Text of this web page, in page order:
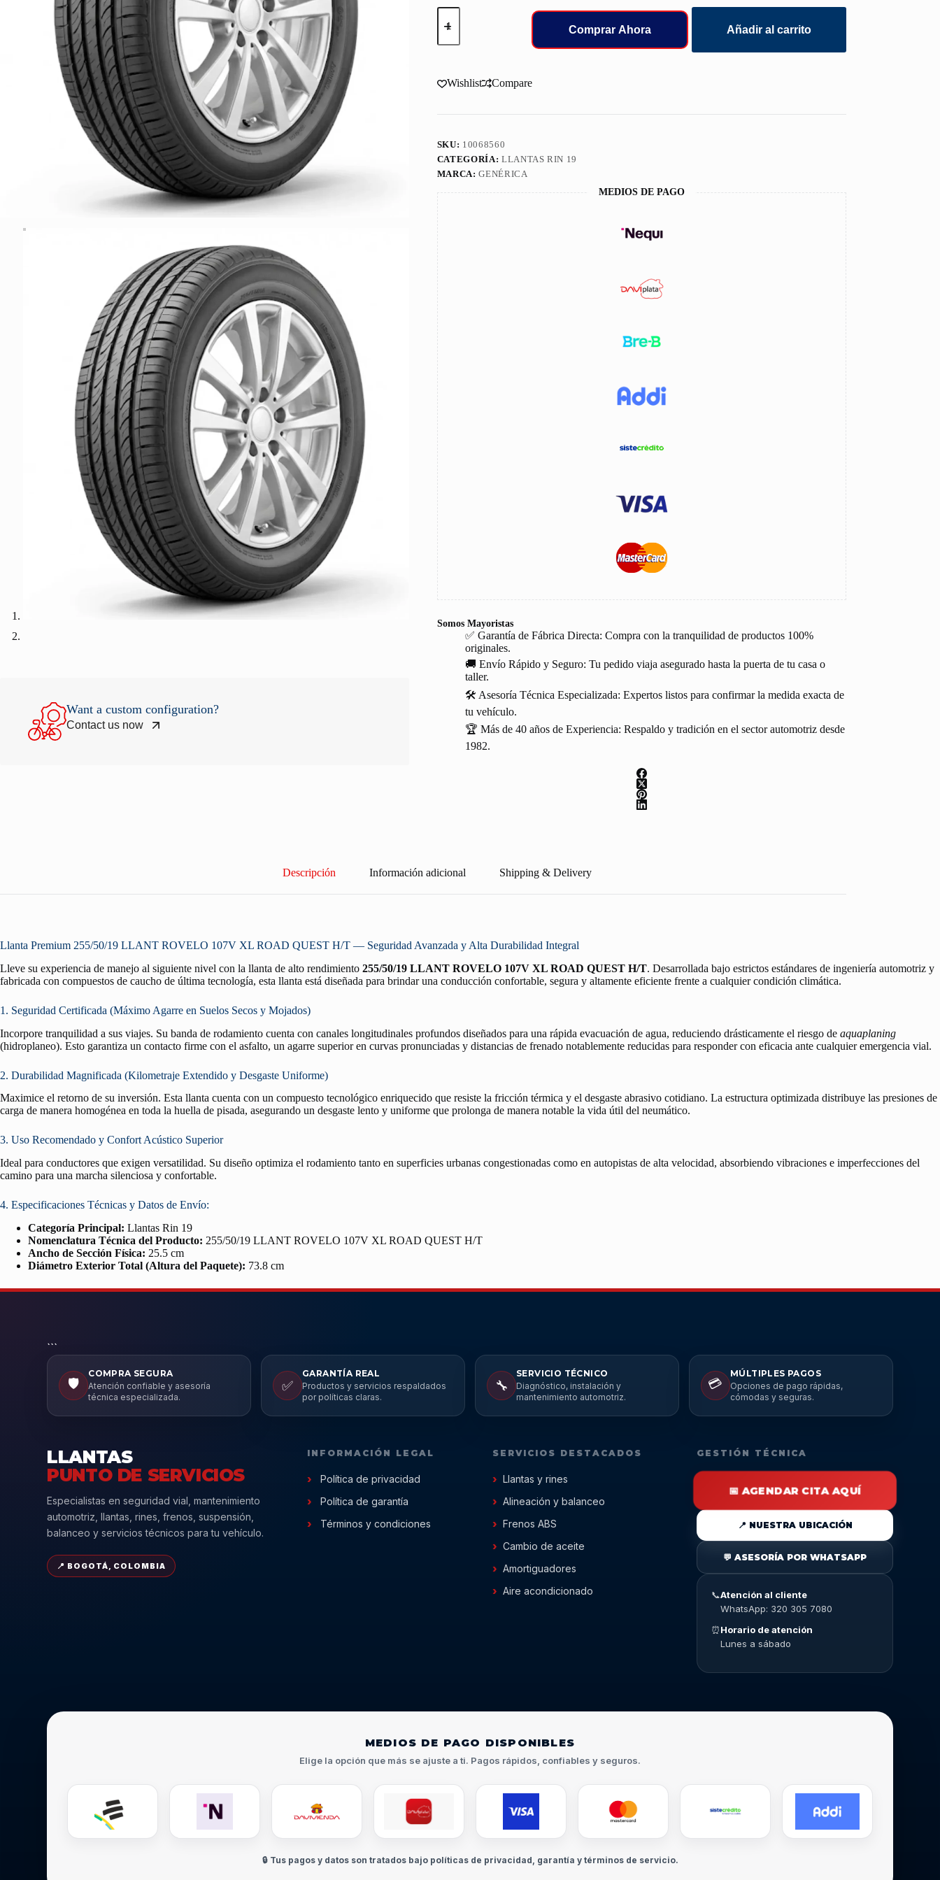
Want a custom configuration?
Contact us now
255/50/19
LLANT
107V
QUEST
Comprar Ahora Añadir al carrito
Wishlist Compare
SKU: 10068560
CATEGORÍA: LLANTAS RIN 19
MARCA:GENÉRICA
MEDIOS DE PAGO
Somos Mayoristas
✅ Garantía de Fábrica Directa: Compra con la tranquilidad de productos 100%
originales.
🚚 Envío Rápido y Seguro: Tu pedido viaja asegurado hasta la puerta de tu casa o
taller.
🛠️ Asesoría Técnica Especializada: Expertos listos para confirmar la medida exacta de
tu vehículo.
🏆 Más de 40 años de Experiencia: Respaldo y tradición en el sector automotriz desde
1982.
Descripción Información adicional Shipping & Delivery
Llanta Premium 255/50/19 LLANT ROVELO 107V XL ROAD QUEST H/T — Seguridad Avanzada y Alta Durabilidad Integral
Lleve su experiencia de manejo al siguiente nivel con la llanta de alto rendimiento 255/50/19 LLANT ROVELO 107V XL ROAD QUEST H/T. Desarrollada bajo estrictos estándares de ingeniería automotriz y
fabricada con compuestos de caucho de última tecnología, esta llanta está diseñada para brindar una conducción confortable, segura y altamente eficiente frente a cualquier condición climática.
1. Seguridad Certificada (Máximo Agarre en Suelos Secos y Mojados)
Incorpore tranquilidad a sus viajes. Su banda de rodamiento cuenta con canales longitudinales profundos diseñados para una rápida evacuación de agua, reduciendo drásticamente el riesgo de aquaplaning
(hidroplaneo). Esto garantiza un contacto firme con el asfalto, un agarre superior en curvas pronunciadas y distancias de frenado notablemente reducidas para responder con eficacia ante cualquier emergencia vial.
2. Durabilidad Magnificada (Kilometraje Extendido y Desgaste Uniforme)
Maximice el retorno de su inversión. Esta llanta cuenta con un compuesto tecnológico enriquecido que resiste la fricción térmica y el desgaste abrasivo cotidiano. La estructura optimizada distribuye las presiones de
carga de manera homogénea en toda la huella de pisada, asegurando un desgaste lento y uniforme que prolonga de manera notable la vida útil del neumático.
3. Uso Recomendado y Confort Acústico Superior
Ideal para conductores que exigen versatilidad. Su diseño optimiza el rodamiento tanto en superficies urbanas congestionadas como en autopistas de alta velocidad, absorbiendo vibraciones e imperfecciones del
camino para una marcha silenciosa y confortable.
4. Especificaciones Técnicas y Datos de Envío:
Categoría Principal: Llantas Rin 19
Nomenclatura Técnica del Producto: 255/50/19 LLANT ROVELO 107V XL ROAD QUEST H/T
Ancho de Sección Física: 25.5 cm
Diámetro Exterior Total (Altura del Paquete): 73.8 cm
```
🛡️
COMPRA SEGURA
Atención confiable y asesoría
técnica especializada.
✅
GARANTÍA REAL
Productos y servicios respaldados
por políticas claras.
🔧
SERVICIO TÉCNICO
Diagnóstico, instalación y
mantenimiento automotriz.
💳
MÚLTIPLES PAGOS
Opciones de pago rápidas,
cómodas y seguras.
LLANTAS
PUNTO DE SERVICIOS
Especialistas en seguridad vial, mantenimiento
automotriz, llantas, rines, frenos, suspensión,
balanceo y servicios técnicos para tu vehículo.
📍 BOGOTÁ, COLOMBIA
INFORMACIÓN LEGAL
Política de privacidad
Política de garantía
Términos y condiciones
SERVICIOS DESTACADOS
Llantas y rines
Alineación y balanceo
Frenos ABS
Cambio de aceite
Amortiguadores
Aire acondicionado
GESTIÓN TÉCNICA
📅 AGENDAR CITA AQUÍ
📍 NUESTRA UBICACIÓN
💬 ASESORÍA POR WHATSAPP
📞Atención al cliente
WhatsApp: 320 305 7080
⏰Horario de atención
Lunes a sábado
MEDIOS DE PAGO DISPONIBLES
Elige la opción que más se ajuste a ti. Pagos rápidos, confiables y seguros.
🔒 Tus pagos y datos son tratados bajo políticas de privacidad, garantía y términos de servicio.